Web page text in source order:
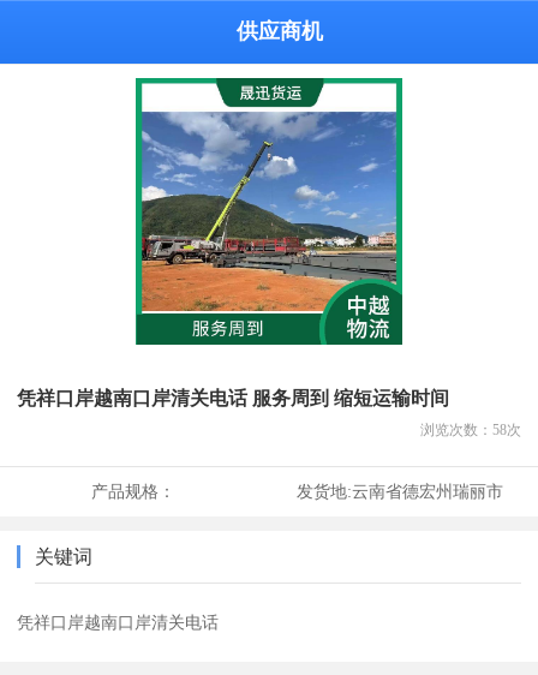
供应商机
凭祥口岸越南口岸清关电话 服务周到 缩短运输时间
浏览次数： 58次
产品规格： 发货地:云南省德宏州瑞丽市
关键词
凭祥口岸越南口岸清关电话